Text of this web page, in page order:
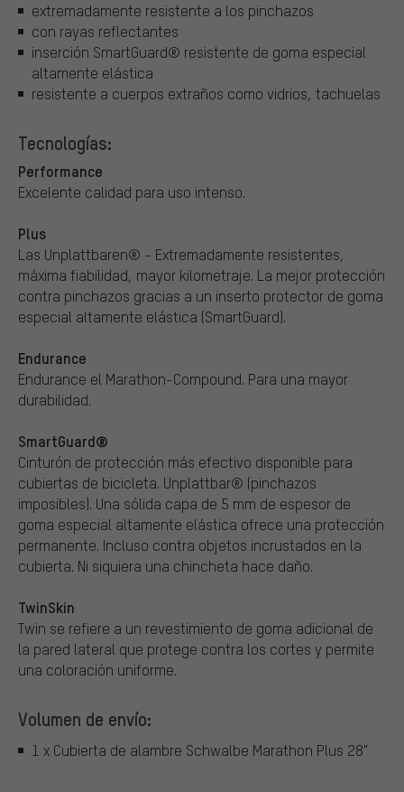
extremadamente resistente a los pinchazos
con rayas reflectantes
inserción SmartGuard® resistente de goma especial
altamente elástica
resistente a cuerpos extraños como vidrios, tachuelas
Tecnologías:
Performance
Excelente calidad para uso intenso.
Plus
Las Unplattbaren® - Extremadamente resistentes,
máxima fiabilidad, mayor kilometraje. La mejor protección
contra pinchazos gracias a un inserto protector de goma
especial altamente elástica (SmartGuard).
Endurance
Endurance el Marathon-Compound. Para una mayor
durabilidad.
SmartGuard®
Cinturón de protección más efectivo disponible para
cubiertas de bicicleta. Unplattbar® (pinchazos
imposibles). Una sólida capa de 5 mm de espesor de
goma especial altamente elástica ofrece una protección
permanente. Incluso contra objetos incrustados en la
cubierta. Ni siquiera una chincheta hace daño.
TwinSkin
Twin se refiere a un revestimiento de goma adicional de
la pared lateral que protege contra los cortes y permite
una coloración uniforme.
Volumen de envío:
1 x Cubierta de alambre Schwalbe Marathon Plus 28"